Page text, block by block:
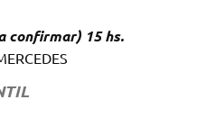
confirmar) 15 hs.